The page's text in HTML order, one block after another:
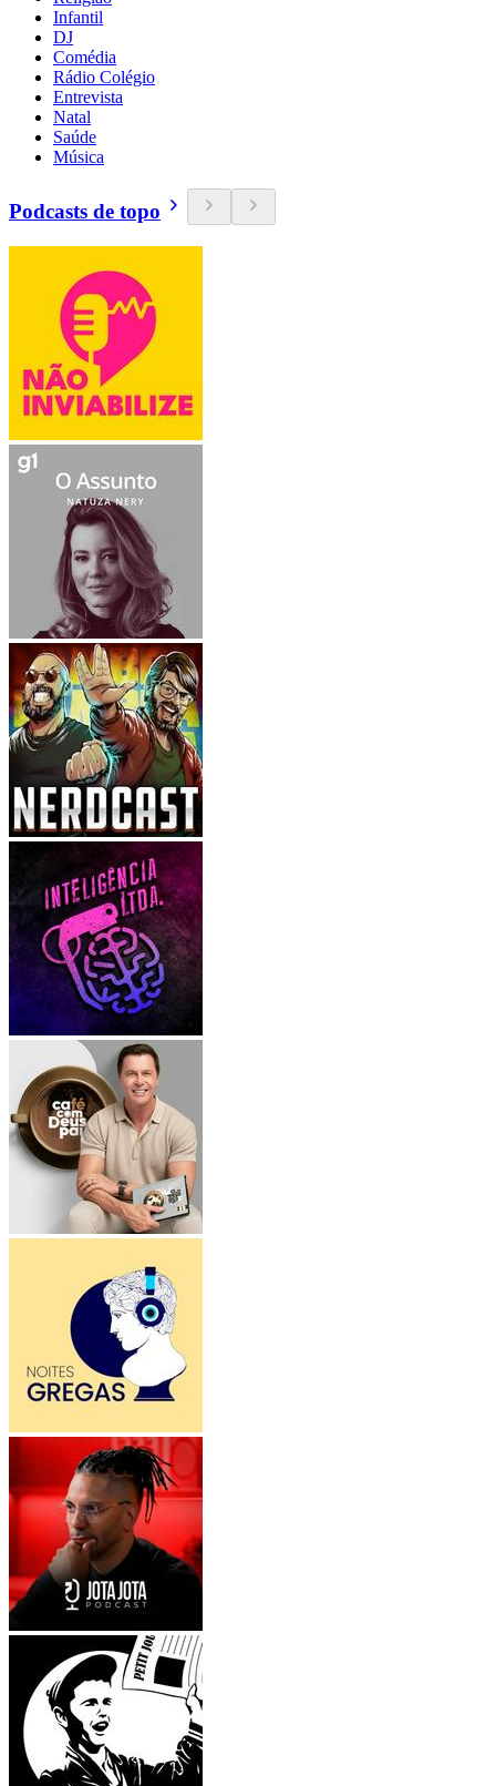
Infantil
DJ
Comédia
Rádio Colégio
Entrevista
Natal
Saúde
Música
Podcasts de topo